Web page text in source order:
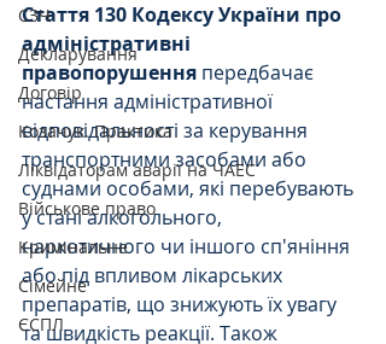
СЗЧ
Декларування
Договір
Козачук. Практика
Ліквідаторам аварії на ЧАЕС
Військове право
Кримінальне
Сімейне
ЄСПЛ
Стаття 130 Кодексу України про
адміністративні
правопорушення передбачає
настання адміністративної
відповідальності за керування
транспортними засобами або
суднами особами, які перебувають
у стані алкогольного,
наркотичного чи іншого сп'яніння
або під впливом лікарських
препаратів, що знижують їх увагу
та швидкість реакції. Також